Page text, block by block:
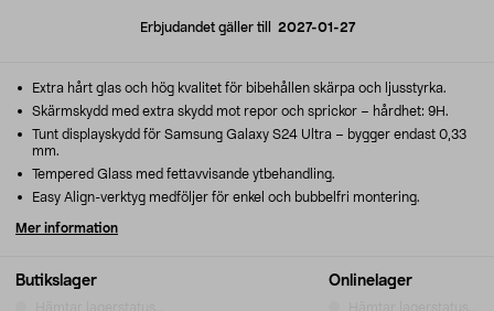
Erbjudandet gäller till 2027-01-27
Butikslager Onlinelager
Extra hårt glas och hög kvalitet för bibehållen skärpa och ljusstyrka.
Skärmskydd med extra skydd mot repor och sprickor – hårdhet: 9H.
Tunt displayskydd för Samsung Galaxy S24 Ultra – bygger endast 0,33
mm.
Tempered Glass med fettavvisande ytbehandling.
Easy Align-verktyg medföljer för enkel och bubbelfri montering.
Mer information